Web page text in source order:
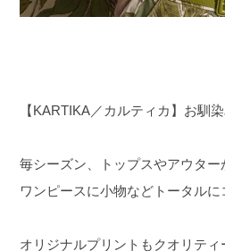
【KARTIKA／カルティカ】お馴
毎シーズン、トップスやアウター
ワンピースに小物などトータルに
オリジナルプリントもクオリティ